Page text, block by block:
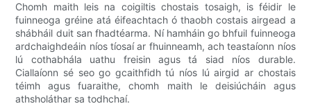
Chomh maith leis na coigiltis chostais tosaigh, is féidir le
fuinneoga gréine atá éifeachtach ó thaobh costais airgead a
shábháil duit san fhadtéarma. Ní hamháin go bhfuil fuinneoga
ardchaighdeáin níos tíosaí ar fhuinneamh, ach teastaíonn níos
lú cothabhála uathu freisin agus tá siad níos durable.
Ciallaíonn sé seo go gcaithfidh tú níos lú airgid ar chostais
téimh agus fuaraithe, chomh maith le deisiúcháin agus
athsholáthar sa todhchaí.